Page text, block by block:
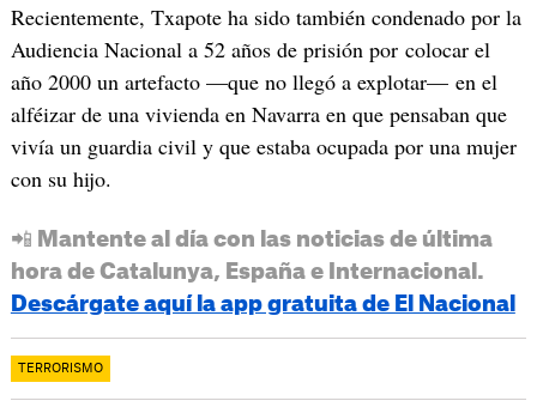
Recientemente, Txapote ha sido también condenado por la
Audiencia Nacional a 52 años de prisión por colocar el
año 2000 un artefacto —que no llegó a explotar— en el
alféizar de una vivienda en Navarra en que pensaban que
vivía un guardia civil y que estaba ocupada por una mujer
con su hijo.
📲 Mantente al día con las noticias de última
hora de Catalunya, España e Internacional.
Descárgate aquí la app gratuita de El Nacional
TERRORISMO